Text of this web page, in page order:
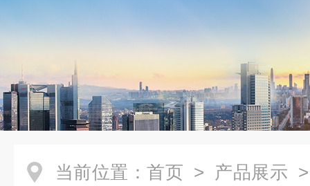
当前位置： 首页 > 产品展示